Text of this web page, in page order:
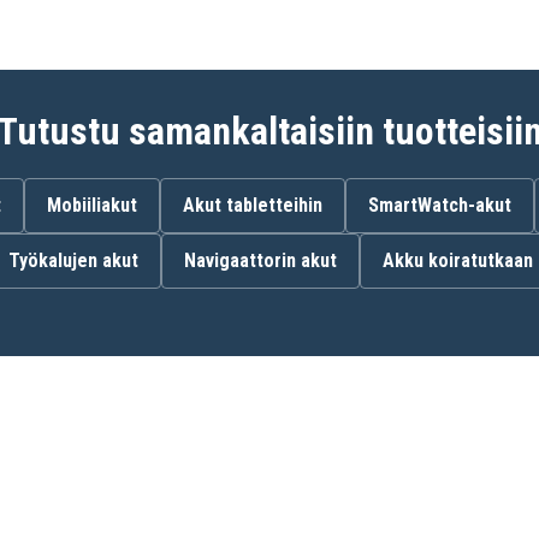
samankaltaisiin
Mobiiliakut Akut tabletteihin SmartWatch-akut
Työkalujen akut Navigaattorin akut Akku koiratutkaan